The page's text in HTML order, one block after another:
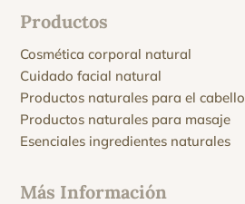
Productos
Cosmética corporal natural
Cuidado facial natural
Productos naturales para el cabello
Productos naturales para masaje
Esenciales ingredientes naturales
Más Información